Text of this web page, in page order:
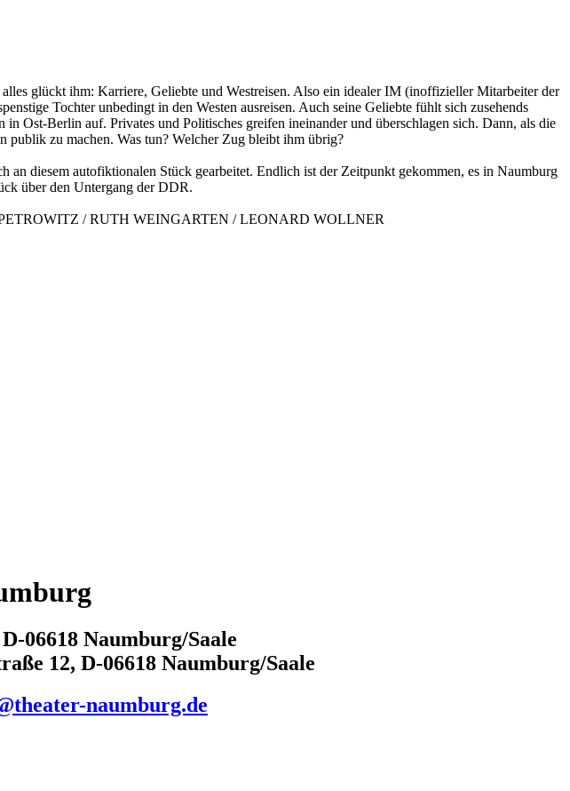
glückt ihm: Karriere, Geliebte und Westreisen. Also ein idealer IM (inoffizieller Mitarbeiter der
Tochter unbedingt in den Westen ausreisen. Auch seine Geliebte fühlt sich zusehends
Ost-Berlin auf. Privates und Politisches greifen ineinander und überschlagen sich. Dann, als die
publik zu machen. Was tun? Welcher Zug bleibt ihm übrig?
an diesem autofiktionalen Stück gearbeitet. Endlich ist der Zeitpunkt gekommen, es in Naumburg
über den Untergang der DDR.
/ RUTH WEINGARTEN / LEONARD WOLLNER
06618 Naumburg/Saale
12, D-06618 Naumburg/Saale
naumburg.de